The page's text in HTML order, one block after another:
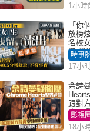
1小時
「你
放榜
名校
怒 醫
「
實｜
時事
17小
佘詩
跟對
網民
得？
影視圈
18小